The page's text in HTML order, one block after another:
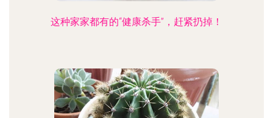
这种家家都有的“健康杀手”，赶紧扔掉！